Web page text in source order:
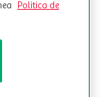
Politica de